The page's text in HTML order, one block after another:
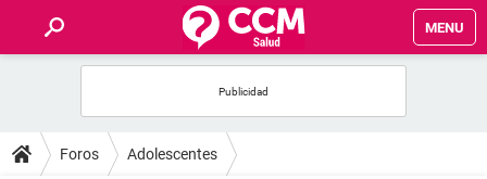
MENU
FOROS
Foros Adolescentes